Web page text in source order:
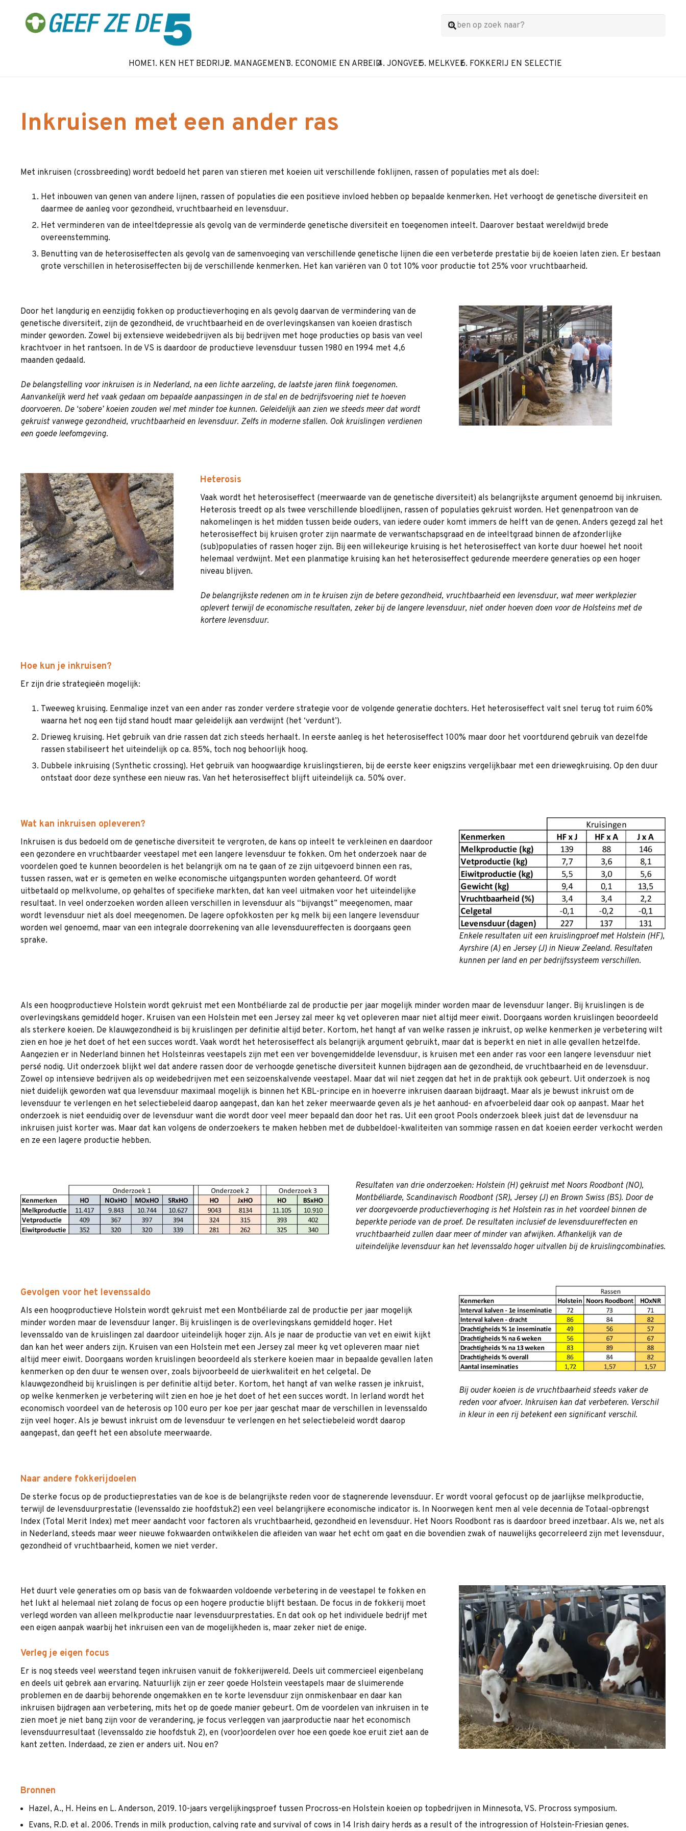
HOME1. KEN HET BEDRIJF2. MANAGEMENT3. ECONOMIE EN ARBEID4. JONGVEE5. MELKVEE6. FOKKERIJ EN SELECTIE
Inkruisen met een ander ras
Met inkruisen (crossbreeding) wordt bedoeld het paren van stieren met koeien uit verschillende foklijnen, rassen of populaties met als doel:
Het inbouwen van genen van andere lijnen, rassen of populaties die een positieve invloed hebben op bepaalde kenmerken. Het verhoogt de genetische diversiteit en
daarmee de aanleg voor gezondheid, vruchtbaarheid en levensduur.
Het verminderen van de inteeltdepressie als gevolg van de verminderde genetische diversiteit en toegenomen inteelt. Daarover bestaat wereldwijd brede
overeenstemming.
Benutting van de heterosiseffecten als gevolg van de samenvoeging van verschillende genetische lijnen die een verbeterde prestatie bij de koeien laten zien. Er bestaan
grote verschillen in heterosiseffecten bij de verschillende kenmerken. Het kan variëren van 0 tot 10% voor productie tot 25% voor vruchtbaarheid.
Door het langdurig en eenzijdig fokken op productieverhoging en als gevolg daarvan de vermindering van de
genetische diversiteit, zijn de gezondheid, de vruchtbaarheid en de overlevingskansen van koeien drastisch
minder geworden. Zowel bij extensieve weidebedrijven als bij bedrijven met hoge producties op basis van veel
krachtvoer in het rantsoen. In de VS is daardoor de productieve levensduur tussen 1980 en 1994 met 4,6
maanden gedaald.
De belangstelling voor inkruisen is in Nederland, na een lichte aarzeling, de laatste jaren flink toegenomen.
Aanvankelijk werd het vaak gedaan om bepaalde aanpassingen in de stal en de bedrijfsvoering niet te hoeven
doorvoeren. De ‘sobere’ koeien zouden wel met minder toe kunnen. Geleidelijk aan zien we steeds meer dat wordt
gekruist vanwege gezondheid, vruchtbaarheid en levensduur. Zelfs in moderne stallen. Ook kruislingen verdienen
een goede leefomgeving.
Heterosis
Vaak wordt het heterosiseffect (meerwaarde van de genetische diversiteit) als belangrijkste argument genoemd bij inkruisen.
Heterosis treedt op als twee verschillende bloedlijnen, rassen of populaties gekruist worden. Het genenpatroon van de
nakomelingen is het midden tussen beide ouders, van iedere ouder komt immers de helft van de genen. Anders gezegd zal het
heterosiseffect bij kruisen groter zijn naarmate de verwantschapsgraad en de inteeltgraad binnen de afzonderlijke
(sub)populaties of rassen hoger zijn. Bij een willekeurige kruising is het heterosiseffect van korte duur hoewel het nooit
helemaal verdwijnt. Met een planmatige kruising kan het heterosiseffect gedurende meerdere generaties op een hoger
niveau blijven.
De belangrijkste redenen om in te kruisen zijn de betere gezondheid, vruchtbaarheid een levensduur, wat meer werkplezier
oplevert terwijl de economische resultaten, zeker bij de langere levensduur, niet onder hoeven doen voor de Holsteins met de
kortere levensduur.
Hoe kun je inkruisen?
Er zijn drie strategieën mogelijk:
Tweeweg kruising. Eenmalige inzet van een ander ras zonder verdere strategie voor de volgende generatie dochters. Het heterosiseffect valt snel terug tot ruim 60%
waarna het nog een tijd stand houdt maar geleidelijk aan verdwijnt (het ‘verdunt’).
Drieweg kruising. Het gebruik van drie rassen dat zich steeds herhaalt. In eerste aanleg is het heterosiseffect 100% maar door het voortdurend gebruik van dezelfde
rassen stabiliseert het uiteindelijk op ca. 85%, toch nog behoorlijk hoog.
Dubbele inkruising (Synthetic crossing). Het gebruik van hoogwaardige kruislingstieren, bij de eerste keer enigszins vergelijkbaar met een driewegkruising. Op den duur
ontstaat door deze synthese een nieuw ras. Van het heterosiseffect blijft uiteindelijk ca. 50% over.
Wat kan inkruisen opleveren?
Inkruisen is dus bedoeld om de genetische diversiteit te vergroten, de kans op inteelt te verkleinen en daardoor
een gezondere en vruchtbaarder veestapel met een langere levensduur te fokken. Om het onderzoek naar de
voordelen goed te kunnen beoordelen is het belangrijk om na te gaan of ze zijn uitgevoerd binnen een ras,
tussen rassen, wat er is gemeten en welke economische uitgangspunten worden gehanteerd. Of wordt
uitbetaald op melkvolume, op gehaltes of specifieke markten, dat kan veel uitmaken voor het uiteindelijke
resultaat. In veel onderzoeken worden alleen verschillen in levensduur als “bijvangst” meegenomen, maar
wordt levensduur niet als doel meegenomen. De lagere opfokkosten per kg melk bij een langere levensduur
worden wel genoemd, maar van een integrale doorrekening van alle levensduureffecten is doorgaans geen
sprake.
Enkele resultaten uit een kruislingproef met Holstein (HF),
Ayrshire (A) en Jersey (J) in Nieuw Zeeland. Resultaten
kunnen per land en per bedrijfssysteem verschillen.
Als een hoogproductieve Holstein wordt gekruist met een Montbéliarde zal de productie per jaar mogelijk minder worden maar de levensduur langer. Bij kruislingen is de
overlevingskans gemiddeld hoger. Kruisen van een Holstein met een Jersey zal meer kg vet opleveren maar niet altijd meer eiwit. Doorgaans worden kruislingen beoordeeld
als sterkere koeien. De klauwgezondheid is bij kruislingen per definitie altijd beter. Kortom, het hangt af van welke rassen je inkruist, op welke kenmerken je verbetering wilt
zien en hoe je het doet of het een succes wordt. Vaak wordt het heterosiseffect als belangrijk argument gebruikt, maar dat is beperkt en niet in alle gevallen hetzelfde.
Aangezien er in Nederland binnen het Holsteinras veestapels zijn met een ver bovengemiddelde levensduur, is kruisen met een ander ras voor een langere levensduur niet
persé nodig. Uit onderzoek blijkt wel dat andere rassen door de verhoogde genetische diversiteit kunnen bijdragen aan de gezondheid, de vruchtbaarheid en de levensduur.
Zowel op intensieve bedrijven als op weidebedrijven met een seizoenskalvende veestapel. Maar dat wil niet zeggen dat het in de praktijk ook gebeurt. Uit onderzoek is nog
niet duidelijk geworden wat qua levensduur maximaal mogelijk is binnen het KBL-principe en in hoeverre inkruisen daaraan bijdraagt. Maar als je bewust inkruist om de
levensduur te verlengen en het selectiebeleid daarop aangepast, dan kan het zeker meerwaarde geven als je het aanhoud- en afvoerbeleid daar ook op aanpast. Maar het
onderzoek is niet eenduidig over de levensduur want die wordt door veel meer bepaald dan door het ras. Uit een groot Pools onderzoek bleek juist dat de levensduur na
inkruisen juist korter was. Maar dat kan volgens de onderzoekers te maken hebben met de dubbeldoel-kwaliteiten van sommige rassen en dat koeien eerder verkocht werden
en ze een lagere productie hebben.
Resultaten van drie onderzoeken: Holstein (H) gekruist met Noors Roodbont (NO),
Montbéliarde, Scandinavisch Roodbont (SR), Jersey (J) en Brown Swiss (BS). Door de
ver doorgevoerde productieverhoging is het Holstein ras in het voordeel binnen de
beperkte periode van de proef. De resultaten inclusief de levensduureffecten en
vruchtbaarheid zullen daar meer of minder van afwijken. Afhankelijk van de
uiteindelijke levensduur kan het levenssaldo hoger uitvallen bij de kruislingcombinaties.
Gevolgen voor het levenssaldo
Als een hoogproductieve Holstein wordt gekruist met een Montbéliarde zal de productie per jaar mogelijk
minder worden maar de levensduur langer. Bij kruislingen is de overlevingskans gemiddeld hoger. Het
levenssaldo van de kruislingen zal daardoor uiteindelijk hoger zijn. Als je naar de productie van vet en eiwit kijkt
dan kan het weer anders zijn. Kruisen van een Holstein met een Jersey zal meer kg vet opleveren maar niet
altijd meer eiwit. Doorgaans worden kruislingen beoordeeld als sterkere koeien maar in bepaalde gevallen laten
kenmerken op den duur te wensen over, zoals bijvoorbeeld de uierkwaliteit en het celgetal. De
klauwgezondheid bij kruislingen is per definitie altijd beter. Kortom, het hangt af van welke rassen je inkruist,
op welke kenmerken je verbetering wilt zien en hoe je het doet of het een succes wordt. In Ierland wordt het
economisch voordeel van de heterosis op 100 euro per koe per jaar geschat maar de verschillen in levenssaldo
zijn veel hoger. Als je bewust inkruist om de levensduur te verlengen en het selectiebeleid wordt daarop
aangepast, dan geeft het een absolute meerwaarde.
Bij ouder koeien is de vruchtbaarheid steeds vaker de
reden voor afvoer. Inkruisen kan dat verbeteren. Verschil
in kleur in een rij betekent een significant verschil.
Naar andere fokkerijdoelen
De sterke focus op de productieprestaties van de koe is de belangrijkste reden voor de stagnerende levensduur. Er wordt vooral gefocust op de jaarlijkse melkproductie,
terwijl de levensduurprestatie (levenssaldo zie hoofdstuk2) een veel belangrijkere economische indicator is. In Noorwegen kent men al vele decennia de Totaal-opbrengst
Index (Total Merit Index) met meer aandacht voor factoren als vruchtbaarheid, gezondheid en levensduur. Het Noors Roodbont ras is daardoor breed inzetbaar. Als we, net als
in Nederland, steeds maar weer nieuwe fokwaarden ontwikkelen die afleiden van waar het echt om gaat en die bovendien zwak of nauwelijks gecorreleerd zijn met levensduur,
gezondheid of vruchtbaarheid, komen we niet verder.
Het duurt vele generaties om op basis van de fokwaarden voldoende verbetering in de veestapel te fokken en
het lukt al helemaal niet zolang de focus op een hogere productie blijft bestaan. De focus in de fokkerij moet
verlegd worden van alleen melkproductie naar levensduurprestaties. En dat ook op het individuele bedrijf met
een eigen aanpak waarbij het inkruisen een van de mogelijkheden is, maar zeker niet de enige.
Verleg je eigen focus
Er is nog steeds veel weerstand tegen inkruisen vanuit de fokkerijwereld. Deels uit commercieel eigenbelang
en deels uit gebrek aan ervaring. Natuurlijk zijn er zeer goede Holstein veestapels maar de sluimerende
problemen en de daarbij behorende ongemakken en te korte levensduur zijn onmiskenbaar en daar kan
inkruisen bijdragen aan verbetering, mits het op de goede manier gebeurt. Om de voordelen van inkruisen in te
zien moet je niet bang zijn voor de verandering, je focus verleggen van jaarproductie naar het economisch
levensduurresultaat (levenssaldo zie hoofdstuk 2), en (voor)oordelen over hoe een goede koe eruit ziet aan de
kant zetten. Inderdaad, ze zien er anders uit. Nou en?
Bronnen
Hazel, A., H. Heins en L. Anderson, 2019. 10-jaars vergelijkingsproef tussen Procross-en Holstein koeien op topbedrijven in Minnesota, VS. Procross symposium.
Evans, R.D. et al. 2006. Trends in milk production, calving rate and survival of cows in 14 Irish dairy herds as a result of the introgression of Holstein-Friesian genes.